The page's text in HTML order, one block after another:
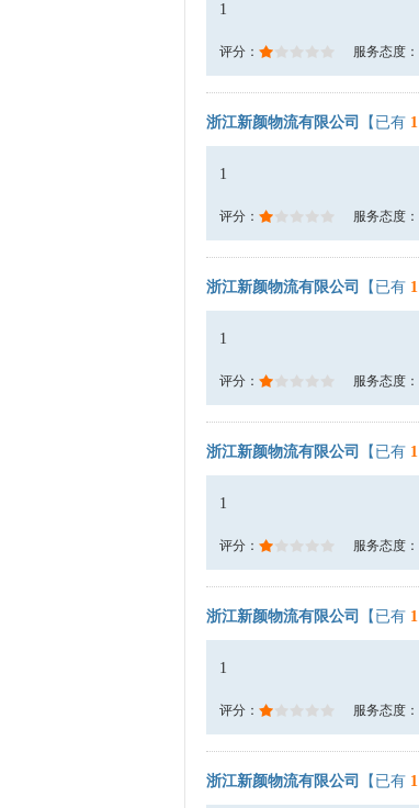
1
评分： 服务态度：
浙江新颜物流有限公司 【已有 1
1
评分： 服务态度：
浙江新颜物流有限公司 【已有 1
1
评分： 服务态度：
浙江新颜物流有限公司 【已有 1
1
评分： 服务态度：
浙江新颜物流有限公司 【已有 1
1
评分： 服务态度：
浙江新颜物流有限公司 【已有 1